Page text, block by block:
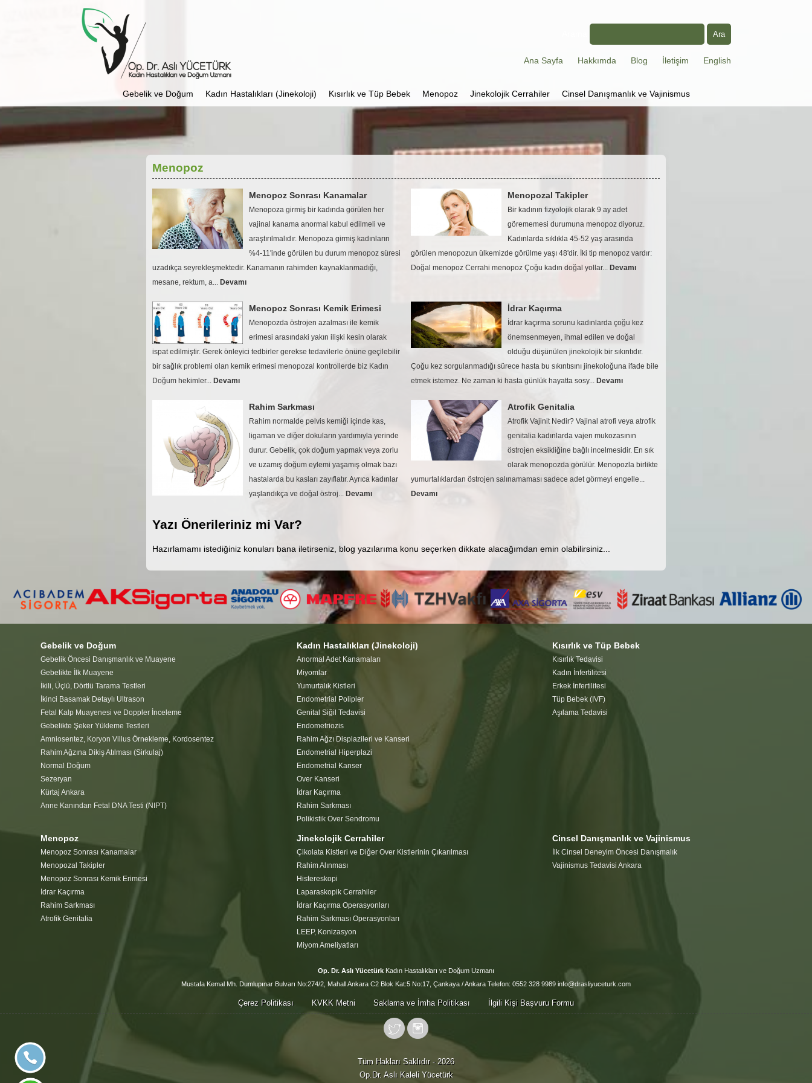
Ana Sayfa Hakkımda Blog İletişim English
Gebelik ve Doğum Kadın Hastalıkları (Jinekoloji) Kısırlık ve Tüp Bebek Menopoz Jinekolojik Cerrahiler Cinsel Danışmanlık ve Vajinismus
Menopoz
Menopoz Sonrası Kanamalar
Menopoza girmiş bir kadında görülen her
vajinal kanama anormal kabul edilmeli ve
araştırılmalıdır. Menopoza girmiş kadınların
%4-11'inde görülen bu durum menopoz süresi
uzadıkça seyrekleşmektedir. Kanamanın rahimden kaynaklanmadığı,
mesane, rektum, a... Devamı
Menopozal Takipler
Bir kadının fizyolojik olarak 9 ay adet
görememesi durumuna menopoz diyoruz.
Kadınlarda sıklıkla 45-52 yaş arasında
görülen menopozun ülkemizde görülme yaşı 48'dir. İki tip menopoz vardır:
Doğal menopoz Cerrahi menopoz Çoğu kadın doğal yollar... Devamı
Menopoz Sonrası Kemik Erimesi
Menopozda östrojen azalması ile kemik
erimesi arasındaki yakın ilişki kesin olarak
ispat edilmiştir. Gerek önleyici tedbirler gerekse tedavilerle önüne geçilebilir
bir sağlık problemi olan kemik erimesi menopozal kontrollerde biz Kadın
Doğum hekimler... Devamı
İdrar Kaçırma
İdrar kaçırma sorunu kadınlarda çoğu kez
önemsenmeyen, ihmal edilen ve doğal
olduğu düşünülen jinekolojik bir sıkıntıdır.
Çoğu kez sorgulanmadığı sürece hasta bu sıkıntısını jinekoloğuna ifade bile
etmek istemez. Ne zaman ki hasta günlük hayatta sosy... Devamı
Rahim Sarkması
Rahim normalde pelvis kemiği içinde kas,
ligaman ve diğer dokuların yardımıyla yerinde
durur. Gebelik, çok doğum yapmak veya zorlu
ve uzamış doğum eylemi yaşamış olmak bazı
hastalarda bu kasları zayıflatır. Ayrıca kadınlar
yaşlandıkça ve doğal östroj... Devamı
Atrofik Genitalia
Atrofik Vajinit Nedir? Vajinal atrofi veya atrofik
genitalia kadınlarda vajen mukozasının
östrojen eksikliğine bağlı incelmesidir. En sık
olarak menopozda görülür. Menopozla birlikte
yumurtalıklardan östrojen salınamaması sadece adet görmeyi engelle...
Devamı
Yazı Önerileriniz mi Var?
Hazırlamamı istediğiniz konuları bana iletirseniz, blog yazılarıma konu seçerken dikkate alacağımdan emin olabilirsiniz...
Gebelik ve Doğum
Gebelik Öncesi Danışmanlık ve Muayene
Gebelikte İlk Muayene
İkili, Üçlü, Dörtlü Tarama Testleri
İkinci Basamak Detaylı Ultrason
Fetal Kalp Muayenesi ve Doppler İnceleme
Gebelikte Şeker Yükleme Testleri
Amniosentez, Koryon Villus Örnekleme, Kordosentez
Rahim Ağzına Dikiş Atılması (Sirkulaj)
Normal Doğum
Sezeryan
Kürtaj Ankara
Anne Kanından Fetal DNA Testi (NIPT)
Kadın Hastalıkları (Jinekoloji)
Anormal Adet Kanamaları
Miyomlar
Yumurtalık Kistleri
Endometrial Polipler
Genital Siğil Tedavisi
Endometriozis
Rahim Ağzı Displazileri ve Kanseri
Endometrial Hiperplazi
Endometrial Kanser
Over Kanseri
İdrar Kaçırma
Rahim Sarkması
Polikistik Over Sendromu
Kısırlık ve Tüp Bebek
Kısırlık Tedavisi
Kadın İnfertilitesi
Erkek İnfertilitesi
Tüp Bebek (IVF)
Aşılama Tedavisi
Menopoz
Menopoz Sonrası Kanamalar
Menopozal Takipler
Menopoz Sonrası Kemik Erimesi
İdrar Kaçırma
Rahim Sarkması
Atrofik Genitalia
Jinekolojik Cerrahiler
Çikolata Kistleri ve Diğer Over Kistlerinin Çıkarılması
Rahim Alınması
Histereskopi
Laparaskopik Cerrahiler
İdrar Kaçırma Operasyonları
Rahim Sarkması Operasyonları
LEEP, Konizasyon
Miyom Ameliyatları
Cinsel Danışmanlık ve Vajinismus
İlk Cinsel Deneyim Öncesi Danışmalık
Vajinismus Tedavisi Ankara
Op. Dr. Aslı Yücetürk Kadın Hastalıkları ve Doğum Uzmanı
Mustafa Kemal Mh. Dumlupınar Bulvarı No:274/2, Mahall Ankara C2 Blok Kat:5 No:17, Çankaya / Ankara Telefon: 0552 328 9989 info@drasliyuceturk.com
Çerez Politikası KVKK Metni Saklama ve İmha Politikası İlgili Kişi Başvuru Formu
Tüm Hakları Saklıdır - 2026
Op.Dr. Aslı Kaleli Yücetürk